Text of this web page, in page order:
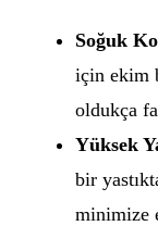
Soğuk
için ekim
oldukça
Yüksek
bir
minimize